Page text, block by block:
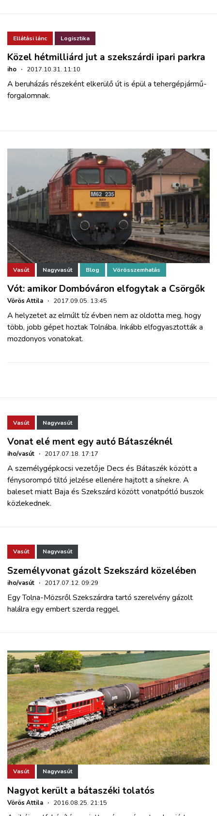
Ellátási lánc Logisztika
Közel hétmilliárd jut a szekszárdi ipari parkra
iho · 2017.10.31. 11:10
A beruházás részeként elkerülő út is épül a tehergépjármű-
forgalomnak.
Vasút Nagyvasút Blog Vörösszemhatás
Vót: amikor Dombóváron elfogytak a Csörgők
Vörös Attila · 2017.09.05. 13:45
A helyzetet az elmúlt tíz évben nem az oldotta meg, hogy
több, jobb gépet hoztak Tolnába. Inkább elfogyasztották a
mozdonyos vonatokat.
Vasút Nagyvasút
Vonat elé ment egy autó Bátaszéknél
iho/vasút · 2017.07.18. 17:17
A személygépkocsi vezetője Decs és Bátaszék között a
fénysorompó tiltó jelzése ellenére hajtott a sínekre. A
baleset miatt Baja és Szekszárd között vonatpótló buszok
közlekednek.
Vasút Nagyvasút
Személyvonat gázolt Szekszárd közelében
iho/vasút · 2017.07.12. 09:29
Egy Tolna-Mözsről Szekszárdra tartó szerelvény gázolt
halálra egy embert szerda reggel.
Vasút Nagyvasút
Nagyot került a bátaszéki tolatós
Vörös Attila · 2016.08.25. 21:15